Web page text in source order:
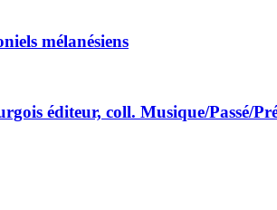
mélanésiens
éditeur, coll. Musique/Passé/